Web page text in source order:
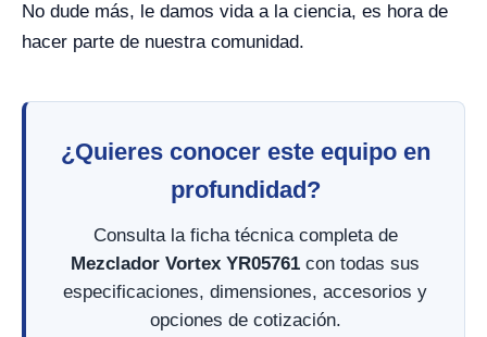
No dude más, le damos vida a la ciencia, es hora de
hacer parte de nuestra comunidad.
¿Quieres conocer este equipo en
profundidad?
Consulta la ficha técnica completa de
Mezclador Vortex YR05761 con todas sus
especificaciones, dimensiones, accesorios y
opciones de cotización.